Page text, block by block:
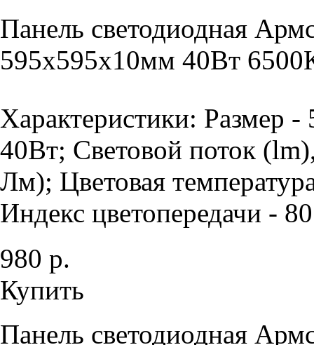
Панель светодиодная
595х595х10мм 40Вт
Характеристики: Размер
40Вт; Световой поток
Лм); Цветовая
Индекс цветопередачи -
980 р.
Купить
Панель светодиодная